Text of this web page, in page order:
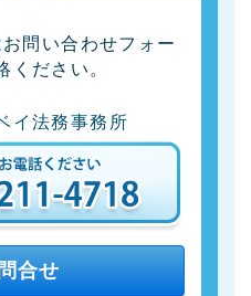
問い合わせフォー
ください。
イ法務事務所
合せ